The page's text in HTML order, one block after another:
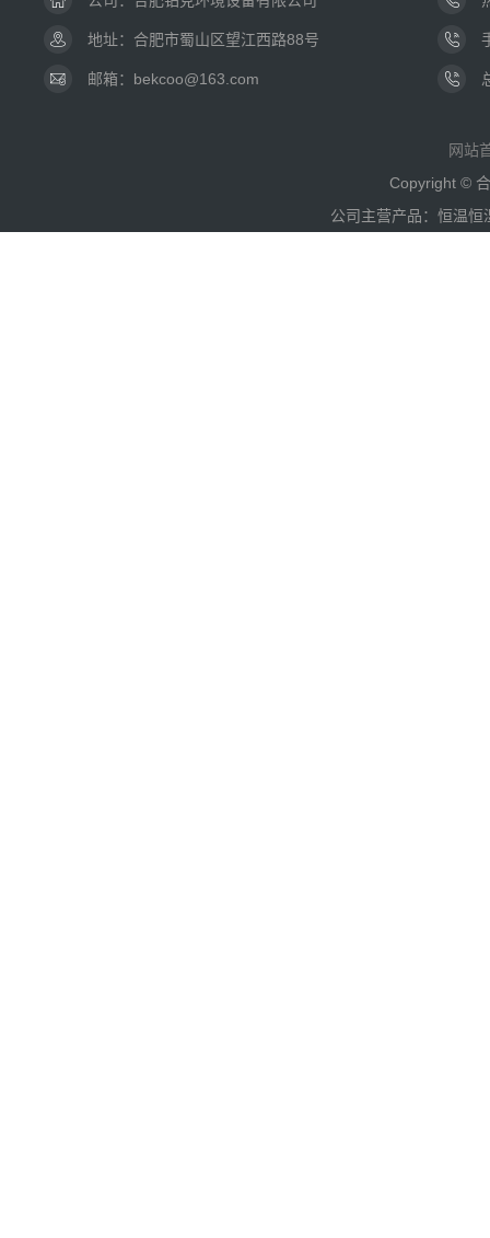
地址：合肥市蜀山区望江西路88号
邮箱：bekcoo@163.com
网站
Copyright ©
公司主营产品：恒温